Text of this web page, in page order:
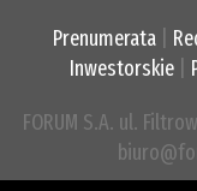
Prenumerata
Inwestorskie|
FORUM S.A. ul.